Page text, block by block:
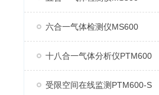
六合一气体检测仪MS600
十八合一气体分析仪PTM600
受限空间在线监测PTM600-S